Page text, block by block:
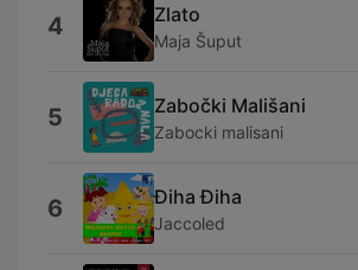
4 Zlato
Maja Šuput
5 Zabočki Mališani
Zabocki malisani
6 Điha Điha
Jaccoled